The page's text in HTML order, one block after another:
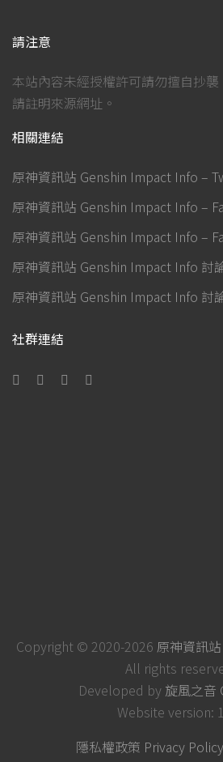
請注意
本站內容未經授權許可請勿擅自抄
請註明來源網址。
相關連結
原神資訊站 Genshin Impact Info –
原神資訊站 Genshin Impact Info –
原神資訊站 Genshin Impact Info –
原神資訊站 Genshin Impact Info 討
原神資訊站 Genshin Impact Info 討
社群連結
Copyright © 2020-2026 原神資訊
All rights
Developed by 旋風之音
Website version:
隱私權政策 Privacy Policy